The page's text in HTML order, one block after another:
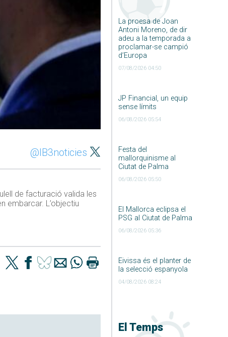
La proesa de Joan
Antoni Moreno, de dir
adeu a la temporada a
proclamar-se campió
d’Europa
07/08/2026 04:50
JP Financial, un equip
sense límits
06/08/2026 05:54
Festa del
mallorquinisme al
Ciutat de Palma
06/08/2026 05:50
El Mallorca eclipsa el
PSG al Ciutat de Palma
06/08/2026 05:36
Eivissa és el planter de
la selecció espanyola
04/08/2026 08:24
El Temps
@IB3noticies
de facturació valida les
embarcar. L’objectiu